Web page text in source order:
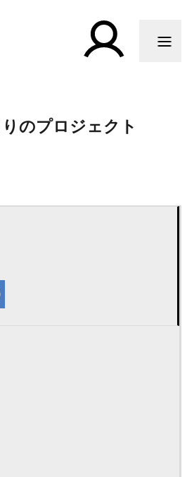
のプロジェクト